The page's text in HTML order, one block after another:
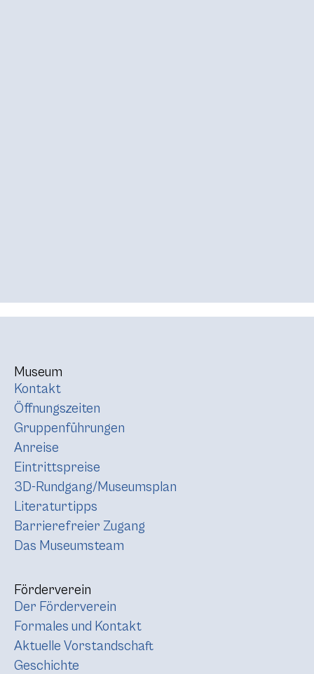
Museum
Kontakt
Öffnungszeiten
Gruppenführungen
Anreise
Eintrittspreise
3D-Rundgang/Museumsplan
Literaturtipps
Barrierefreier Zugang
Das Museumsteam
Förderverein
Der Förderverein
Formales und Kontakt
Aktuelle Vorstandschaft
Geschichte